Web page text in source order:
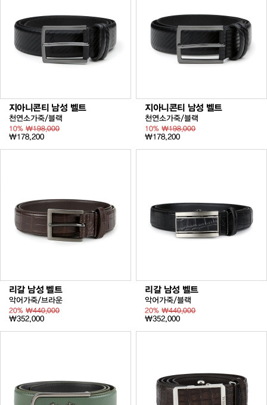
지아니콘티 남성 벨트
천연소가죽/블랙
10% ₩198,000
₩178,200
지아니콘티 남성 벨트
천연소가죽/블랙
10%₩198,000
₩178,200
리갈 남성 벨트
악어가죽/브라운
20% ₩440,000
₩352,000
리갈 남성 벨트
악어가죽/블랙
20%₩440,000
₩352,000